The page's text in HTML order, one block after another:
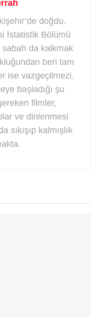
doğdu.
İstatistik Bölümü
da kalkmak
beri tam
ise vazgeçilmezi.
başladığı şu
filmler,
ve dinlenmesi
sıkışıp kalmışlık